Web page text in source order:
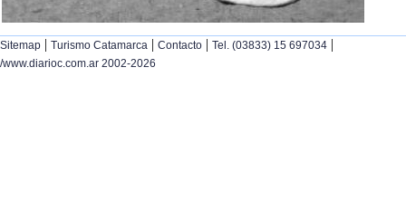
Sitemap | Turismo Catamarca | Contacto | Tel. (03833) 15 697034 |
/www.diarioc.com.ar 2002-2026